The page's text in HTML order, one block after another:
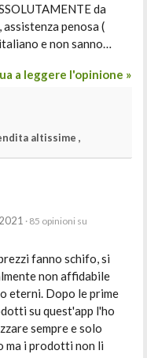
da
penosa (
e non sanno…
a leggere l'opinione »
altissime ,
· 85 opinioni su
fanno schifo, si
non affidabile
eterni. Dopo le prime
su quest'app l'ho
sempre e solo
ma i prodotti non li